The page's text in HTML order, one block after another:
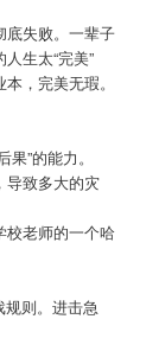
底失败。一辈子
生太“完美”
，完美无瑕。
”的能力。
导致多大的灾
校老师的一个哈
规则。进击急